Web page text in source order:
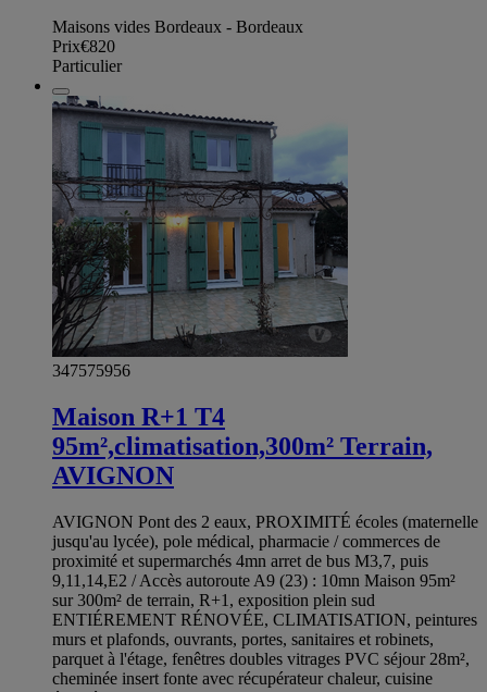
Maisons vides Bordeaux - Bordeaux
Prix€820
Particulier
347575956
Maison R+1 T4
95m²,climatisation,300m² Terrain,
AVIGNON
AVIGNON Pont des 2 eaux, PROXIMITÉ écoles (maternelle
jusqu'au lycée), pole médical, pharmacie / commerces de
proximité et supermarchés 4mn arret de bus M3,7, puis
9,11,14,E2 / Accès autoroute A9 (23) : 10mn Maison 95m²
sur 300m² de terrain, R+1, exposition plein sud
ENTIÉREMENT RÉNOVÉE, CLIMATISATION, peintures
murs et plafonds, ouvrants, portes, sanitaires et robinets,
parquet à l'étage, fenêtres doubles vitrages PVC séjour 28m²,
cheminée insert fonte avec récupérateur chaleur, cuisine